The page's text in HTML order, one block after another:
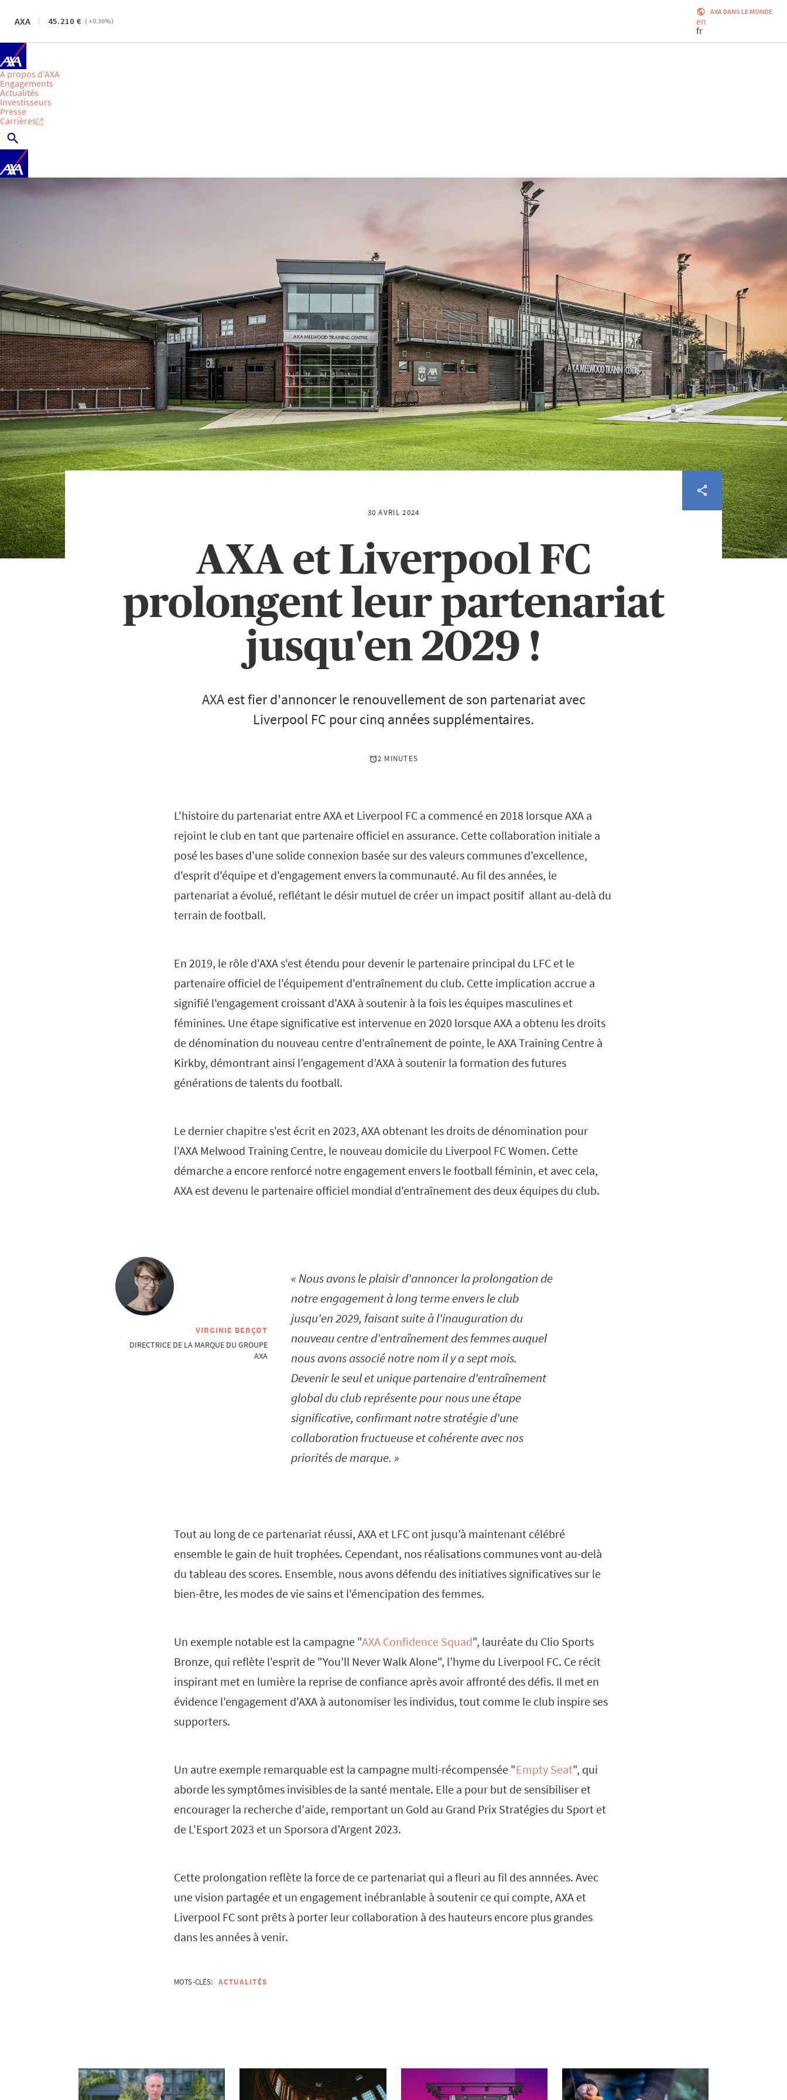
AXA 45.210 ( +0.36%)
AXA DANS LE MONDE
en
fr
A propos d'AXA
Engagements
Actualités
Investisseurs
Presse
Carrières
30 AVRIL 2024
AXA et Liverpool FC
prolongent leur partenariat
jusqu'en 2029 !
AXA est fier d'annoncer le renouvellement de son partenariat avec
Liverpool FC pour cinq années supplémentaires.
2 MINUTES
L'histoire du partenariat entre AXA et Liverpool FC a commencé en 2018 lorsque AXA a
rejoint le club en tant que partenaire officiel en assurance. Cette collaboration initiale a
posé les bases d'une solide connexion basée sur des valeurs communes d'excellence,
d'esprit d'équipe et d'engagement envers la communauté. Au fil des années, le
partenariat a évolué, reflétant le désir mutuel de créer un impact positif allant au-delà du
terrain de football.
En 2019, le rôle d'AXA s'est étendu pour devenir le partenaire principal du LFC et le
partenaire officiel de l'équipement d'entraînement du club. Cette implication accrue a
signifié l'engagement croissant d'AXA à soutenir à la fois les équipes masculines et
féminines. Une étape significative est intervenue en 2020 lorsque AXA a obtenu les droits
de dénomination du nouveau centre d'entraînement de pointe, le AXA Training Centre à
Kirkby, démontrant ainsi l’engagement d’AXA à soutenir la formation des futures
générations de talents du football.
Le dernier chapitre s'est écrit en 2023, AXA obtenant les droits de dénomination pour
l'AXA Melwood Training Centre, le nouveau domicile du Liverpool FC Women. Cette
démarche a encore renforcé notre engagement envers le football féminin, et avec cela,
AXA est devenu le partenaire officiel mondial d'entraînement des deux équipes du club.
VIRGINIE BERÇOT
DIRECTRICE DE LA MARQUE DU GROUPE
AXA
Nous avons le plaisir d'annoncer la prolongation de
notre engagement à long terme envers le club
jusqu'en 2029, faisant suite à l'inauguration du
nouveau centre d'entraînement des femmes auquel
nous avons associé notre nom il y a sept mois.
Devenir le seul et unique partenaire d'entraînement
global du club représente pour nous une étape
significative, confirmant notre stratégie d'une
collaboration fructueuse et cohérente avec nos
priorités de marque.
Tout au long de ce partenariat réussi, AXA et LFC ont jusqu’à maintenant célébré
ensemble le gain de huit trophées. Cependant, nos réalisations communes vont au-delà
du tableau des scores. Ensemble, nous avons défendu des initiatives significatives sur le
bien-être, les modes de vie sains et l'émencipation des femmes.
Un exemple notable est la campagne "AXA Confidence Squad", lauréate du Clio Sports
Bronze, qui reflète l'esprit de "You'll Never Walk Alone", l’hyme du Liverpool FC. Ce récit
inspirant met en lumière la reprise de confiance après avoir affronté des défis. Il met en
évidence l'engagement d'AXA à autonomiser les individus, tout comme le club inspire ses
supporters.
Un autre exemple remarquable est la campagne multi-récompensée "Empty Seat", qui
aborde les symptômes invisibles de la santé mentale. Elle a pour but de sensibiliser et
encourager la recherche d'aide, remportant un Gold au Grand Prix Stratégies du Sport et
de L'Esport 2023 et un Sporsora d’Argent 2023.
Cette prolongation reflète la force de ce partenariat qui a fleuri au fil des annnées. Avec
une vision partagée et un engagement inébranlable à soutenir ce qui compte, AXA et
Liverpool FC sont prêts à porter leur collaboration à des hauteurs encore plus grandes
dans les années à venir.
MOTS-CLÉS: ACTUALITÉS